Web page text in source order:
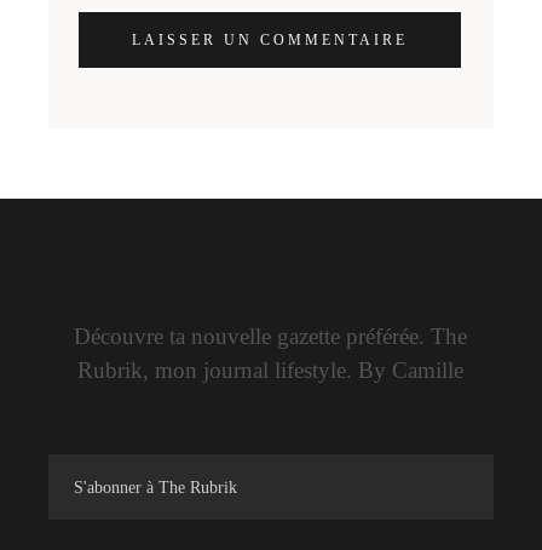
LAISSER UN COMMENTAIRE
Découvre ta nouvelle gazette préférée. The
Rubrik, mon journal lifestyle. By Camille